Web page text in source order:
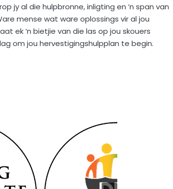
jy al die hulpbronne, inligting en ’n span van
mense wat ware oplossings vir al jou
ek ’n bietjie van die las op jou skouers
om jou hervestigingshulpplan te begin.